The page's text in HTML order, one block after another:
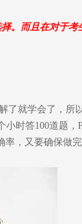
。而且在对于考
就学会了，所
时答100道题，
，又要确保做